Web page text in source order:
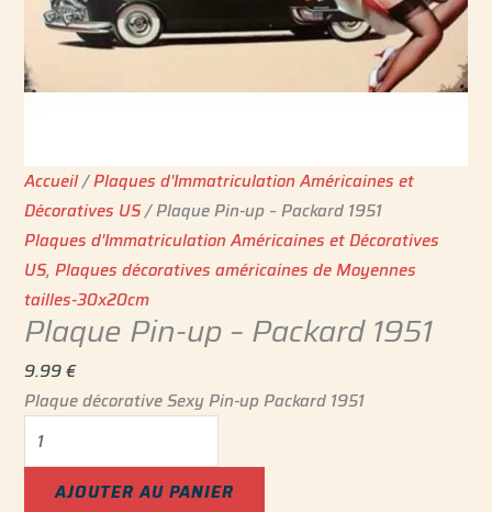
Accueil/Plaques d'Immatriculation Américaines et
Décoratives US/ Plaque Pin-up – Packard 1951
Plaques d'Immatriculation Américaines et Décoratives
US,Plaques décoratives américaines de Moyennes
tailles-30x20cm
Plaque Pin-up – Packard 1951
9.99€
Plaque décorative Sexy Pin-up Packard 1951
AJOUTER AU PANIER